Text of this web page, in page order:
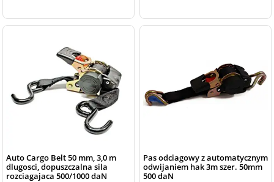
Auto Cargo Belt 50 mm, 3,0 m
dlugosci, dopuszczalna sila
rozciagajaca 500/1000 daN
Pas odciagowy z automatycznym
odwijaniem hak 3m szer. 50mm
500 daN